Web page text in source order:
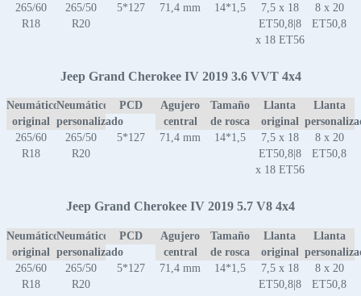
265/60
R18
265/50
R20
5*127 71,4 mm 14*1,5
7,5 x 18
ET50,8|8
x 18 ET56
8 x 20
ET50,8
Jeep Grand Cherokee IV 2019 3.6 VVT 4x4
Neumático
original
Neumático
personalizado
PCD
Agujero
central
Tamaño
de rosca
Llanta
original
Llanta
265/60
R18
265/50
R20
5*127 71,4 mm 14*1,5
7,5 x 18
ET50,8|8
x 18 ET56
8 x 20
ET50,8
Jeep Grand Cherokee IV 2019 5.7 V8 4x4
Neumático
original
Neumático
personalizado
PCD
Agujero
central
Tamaño
de rosca
Llanta
original
Llanta
265/60
R18
265/50
R20
5*127 71,4 mm 14*1,5
7,5 x 18
ET50,8|8
8 x 20
ET50,8